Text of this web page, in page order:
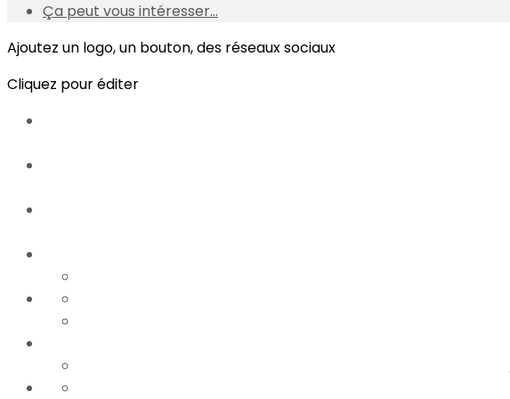
Ça peut vous intéresser...
Ajoutez un logo, un bouton, des réseaux sociaux
Cliquez pour éditer